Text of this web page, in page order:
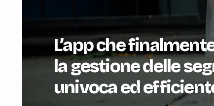
L’app che
la gestione delle
univoca ed